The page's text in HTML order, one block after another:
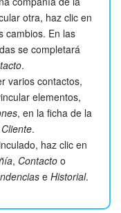
otra, haz clic en
cambios. En las
se completará
.
varios contactos,
elementos,
, en la ficha de la
Cliente.
haz clic en
, Contacto o
e Historial.